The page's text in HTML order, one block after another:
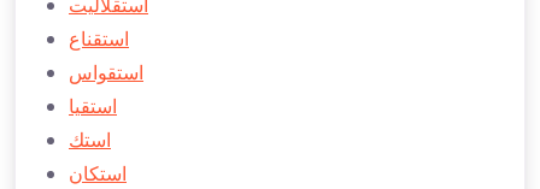
استقناع
استقواس
استقيا
استك
استكان